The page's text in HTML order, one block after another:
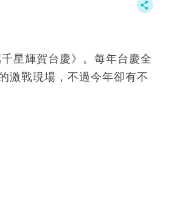
星輝賀台慶》。每年台慶全
激戰現場，不過今年卻有不